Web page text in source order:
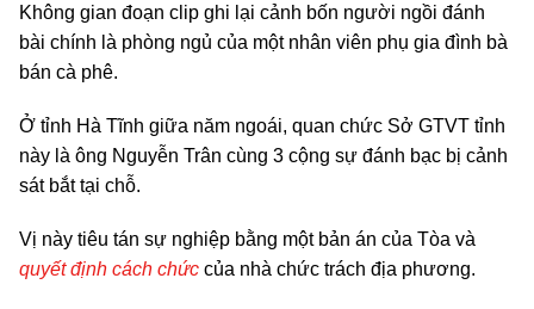
Không gian đoạn clip ghi lại cảnh bốn người ngồi đánh
bài chính là phòng ngủ của một nhân viên phụ gia đình bà
bán cà phê.
Ở tỉnh Hà Tĩnh giữa năm ngoái, quan chức Sở GTVT tỉnh
này là ông Nguyễn Trân cùng 3 cộng sự đánh bạc bị cảnh
sát bắt tại chỗ.
Vị này tiêu tán sự nghiệp bằng một bản án của Tòa và
quyết định cách chức của nhà chức trách địa phương.